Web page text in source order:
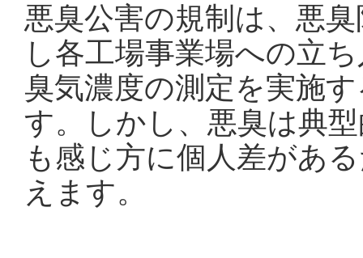
悪臭公害の規制は、悪
し各工場事業場への立
臭気濃度の測定を実施
す。しかし、悪臭は典
も感じ方に個人差があ
えます。